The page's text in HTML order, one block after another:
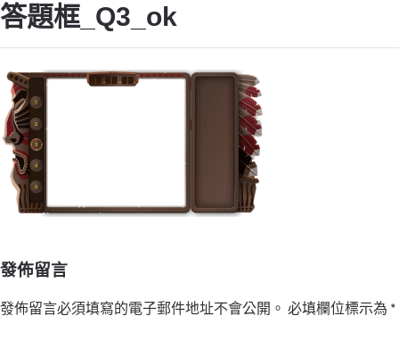
答題框_Q3_ok
發佈留言
發佈留言必須填寫的電子郵件地址不會公開。 必填欄位標示為 *